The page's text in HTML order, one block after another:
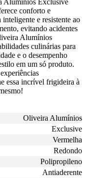
Alumínios Exclusive
conforto e
e resistente ao
evitando acidentes
Alumínios
culinárias para
e o desempenho
em um só produto.
essa incrível frigideira à
Oliveira Alumínios
Exclusive
Vermelha
Redondo
Polipropileno
Antiaderente